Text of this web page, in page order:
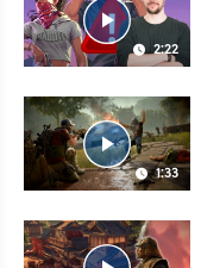
2:22
1:33